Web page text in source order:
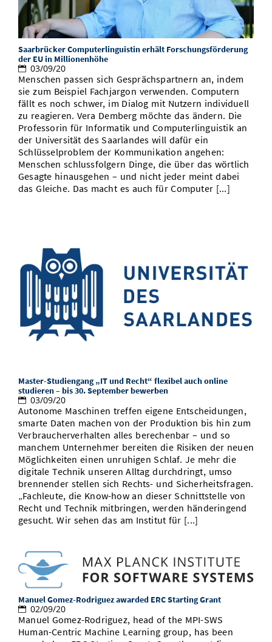
Saarbrücker Computerlinguistin erhält Forschungsförderung
der EU in Millionenhöhe
03/09/20
Menschen passen sich Gesprächspartnern an, indem
sie zum Beispiel Fachjargon verwenden. Computern
fällt es noch schwer, im Dialog mit Nutzern individuell
zu reagieren. Vera Demberg möchte das ändern. Die
Professorin für Informatik und Computerlinguistik an
der Universität des Saarlandes will dafür ein
Schlüsselproblem der Kommunikation angehen:
Menschen schlussfolgern Dinge, die über das wörtlich
Gesagte hinausgehen – und nicht jeder meint dabei
das Gleiche. Das macht es auch für Computer [...]
Master-Studiengang „IT und Recht“ flexibel auch online
studieren – bis 30. September bewerben
03/09/20
Autonome Maschinen treffen eigene Entscheidungen,
smarte Daten machen von der Produktion bis hin zum
Verbraucherverhalten alles berechenbar – und so
manchem Unternehmer bereiten die Risiken der neuen
Möglichkeiten einen unruhigen Schlaf. Je mehr die
digitale Technik unseren Alltag durchdringt, umso
brennender stellen sich Rechts- und Sicherheitsfragen.
„Fachleute, die Know-how an dieser Schnittstelle von
Recht und Technik mitbringen, werden händeringend
gesucht. Wir sehen das am Institut für [...]
Manuel Gomez-Rodriguez awarded ERC Starting Grant
02/09/20
Manuel Gomez-Rodriguez, head of the MPI-SWS
Human-Centric Machine Learning group, has been